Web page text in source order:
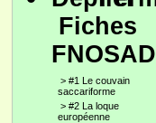
Fiches
FNOSAD
> #1 Le couvain
saccariforme
> #2 La loque
européenne